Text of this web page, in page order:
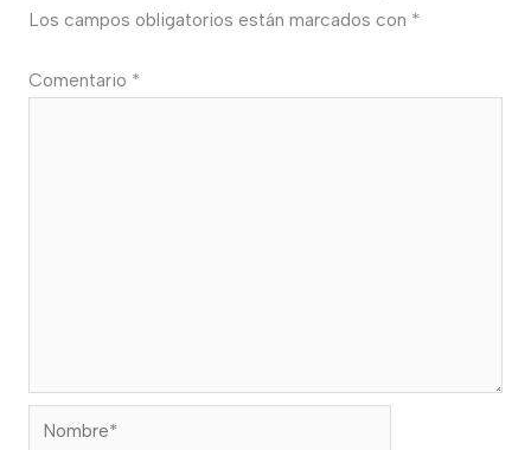
Los campos obligatorios están marcados con *
Comentario *
Nombre*